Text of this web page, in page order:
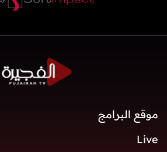
موقع البرامج
Live